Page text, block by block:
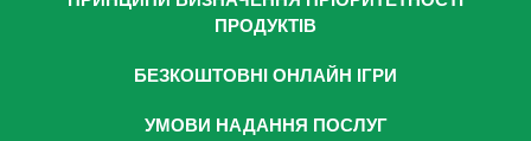
ПРОДУКТІВ
БЕЗКОШТОВНІ ОНЛАЙН ІГРИ
УМОВИ НАДАННЯ ПОСЛУГ